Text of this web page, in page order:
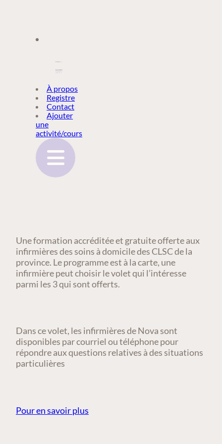
REGISTRE
CONTACT
À propos
Registre
Contact
Ajouter
une
activité/cours
Une formation accréditée et gratuite offerte aux
infirmières des soins à domicile des CLSC de la
province. Le programme est à la carte, une
infirmière peut choisir le volet qui l’intéresse
parmi les 3 qui sont offerts.
Dans ce volet, les infirmières de Nova sont
disponibles par courriel ou téléphone pour
répondre aux questions relatives à des situations
particulières
Pour en savoir plus